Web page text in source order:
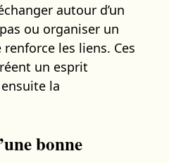
autour d’un
ou organiser un
les liens. Ces
un esprit
la
bonne